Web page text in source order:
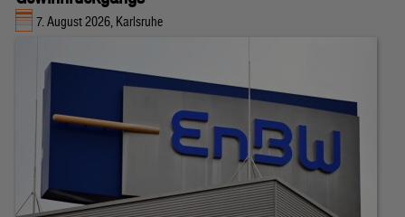
7. August 2026, Karlsruhe